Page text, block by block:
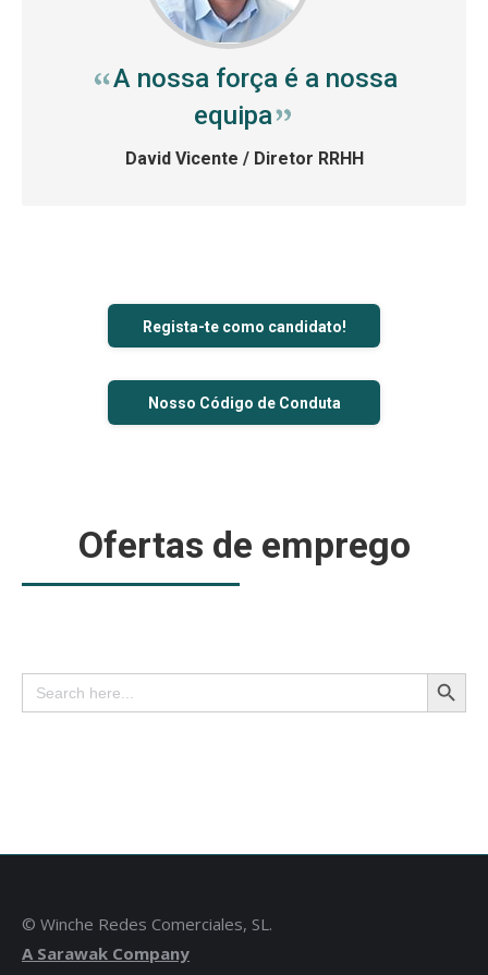
A nossa força é a nossa
equipa
David Vicente / Diretor RRHH
Regista-te como candidato!
Nosso Código de Conduta
Ofertas de emprego
Search
for:
Search Button
© Winche Redes Comerciales, SL.
A Sarawak Company